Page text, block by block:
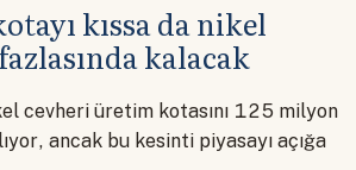
kıssa da nikel
kalacak
cevheri üretim kotasını 125 milyon
ancak bu kesinti piyasayı açığa